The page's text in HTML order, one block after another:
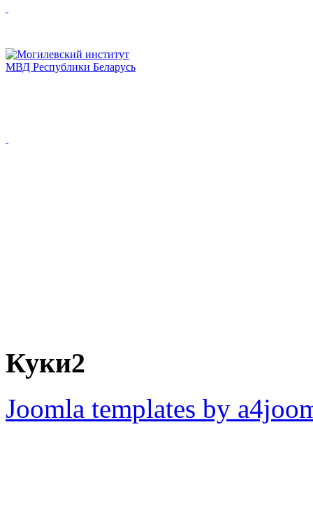
Куки2
Joomla templates by